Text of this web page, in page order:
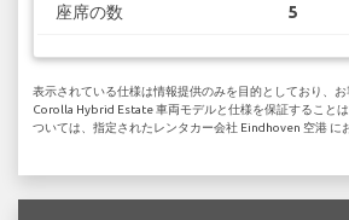
座席の数 5
表示されている仕様は情報提供のみを目的としており、
Corolla Hybrid Estate 車両モデルと仕様を保証すること
ついては、指定されたレンタカー会社 Eindhoven 空港 に